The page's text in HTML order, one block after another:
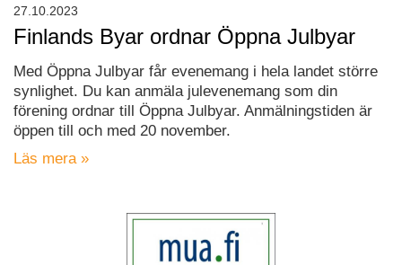
Finlands Byar ordnar Öppna Julbyar
Med Öppna Julbyar får evenemang i hela landet större
synlighet. Du kan anmäla julevenemang som din
förening ordnar till Öppna Julbyar. Anmälningstiden är
öppen till och med 20 november.
Läs mera »
27.10.2023